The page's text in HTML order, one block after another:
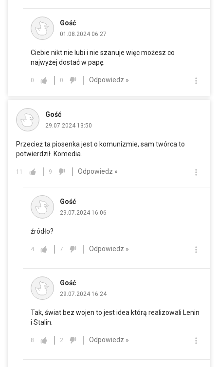
Gość
01.08.2024 06:27
Ciebie nikt nie lubi i nie szanuje więc możesz co
najwyżej dostać w papę.
0 0 Odpowiedz »
Gość
29.07.2024 13:50
Przecież ta piosenka jest o komunizmie, sam twórca to
potwierdził. Komedia.
11 9 Odpowiedz »
Gość
29.07.2024 16:06
źródło?
4 7 Odpowiedz »
Gość
29.07.2024 16:24
Tak, świat bez wojen to jest idea którą realizowali Lenin
i Stalin.
8 2 Odpowiedz »